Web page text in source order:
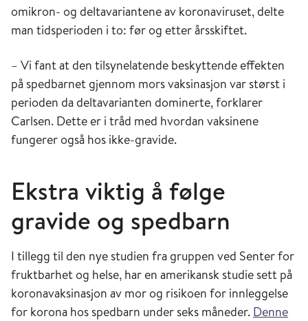
omikron- og deltavariantene av koronaviruset, delte
man tidsperioden i to: før og etter årsskiftet.
– Vi fant at den tilsynelatende beskyttende effekten
på spedbarnet gjennom mors vaksinasjon var størst i
perioden da deltavarianten dominerte, forklarer
Carlsen. Dette er i tråd med hvordan vaksinene
fungerer også hos ikke-gravide.
Ekstra viktig å følge
gravide og spedbarn
I tillegg til den nye studien fra gruppen ved Senter for
fruktbarhet og helse, har en amerikansk studie sett på
koronavaksinasjon av mor og risikoen for innleggelse
for korona hos spedbarn under seks måneder. Denne